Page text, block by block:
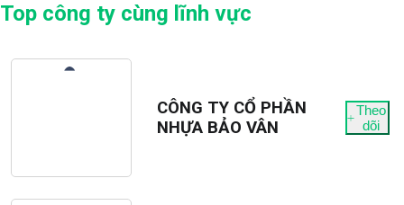
Top công ty cùng lĩnh vực
CÔNG TY CỔ PHẦN
NHỰA BẢO VÂN
Theo
dõi